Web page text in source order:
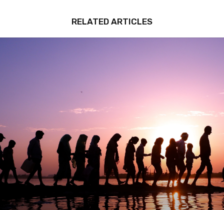
RELATED ARTICLES